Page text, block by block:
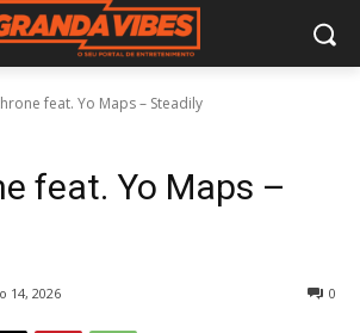
feat. Yo Maps – Steadily
feat. Yo Maps –
14, 2026 0